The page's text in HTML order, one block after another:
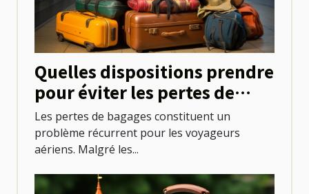
Quelles dispositions prendre
pour éviter les pertes de
bagages lors des voyages en
avion ?
Les pertes de bagages constituent un
problème récurrent pour les voyageurs
aériens. Malgré les...